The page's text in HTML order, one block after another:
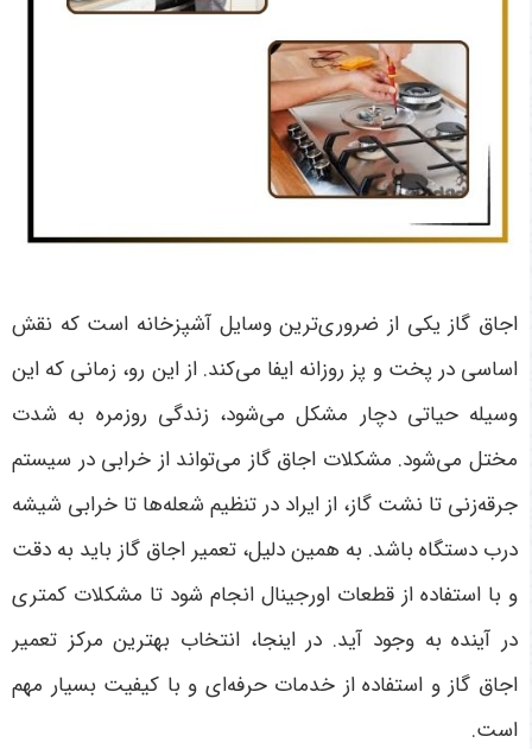
اجاق گاز یکی از ضروری‌ترین وسایل آشپزخانه است که نقش
اساسی در پخت و پز روزانه ایفا می‌کند. از این رو، زمانی که این
وسیله حیاتی دچار مشکل می‌شود، زندگی روزمره به شدت
مختل می‌شود. مشکلات اجاق گاز می‌تواند از خرابی در سیستم
جرقه‌زنی تا نشت گاز، از ایراد در تنظیم شعله‌ها تا خرابی شیشه
درب دستگاه باشد. به همین دلیل، تعمیر اجاق گاز باید به دقت
و با استفاده از قطعات اورجینال انجام شود تا مشکلات کمتری
در آینده به وجود آید. در اینجا، انتخاب بهترین مرکز تعمیر
اجاق گاز و استفاده از خدمات حرفه‌ای و با کیفیت بسیار مهم
است.